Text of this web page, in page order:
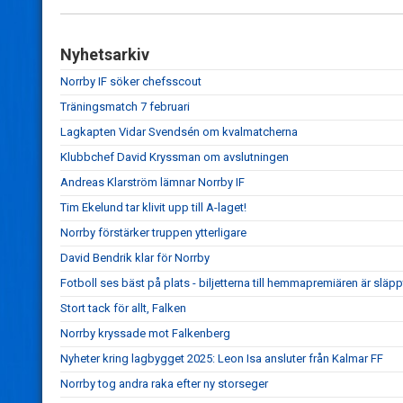
Nyhetsarkiv
Norrby IF söker chefsscout
Träningsmatch 7 februari
Lagkapten Vidar Svendsén om kvalmatcherna
Klubbchef David Kryssman om avslutningen
Andreas Klarström lämnar Norrby IF
Tim Ekelund tar klivit upp till A-laget!
Norrby förstärker truppen ytterligare
David Bendrik klar för Norrby
Fotboll ses bäst på plats - biljetterna till hemmapremiären är
Stort tack för allt, Falken
Norrby kryssade mot Falkenberg
Nyheter kring lagbygget 2025: Leon Isa ansluter från Kalmar FF
Norrby tog andra raka efter ny storseger